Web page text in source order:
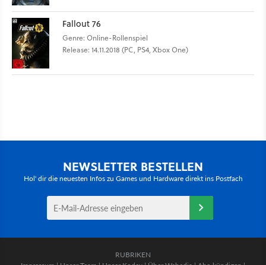
Fallout 76
Genre: Online-Rollenspiel
Release: 14.11.2018 (PC, PS4, Xbox One)
NEWSLETTER BESTELLEN
Hol' dir die neuesten Infos zu Games und Hardware direkt ins Postfach
RUBRIKEN